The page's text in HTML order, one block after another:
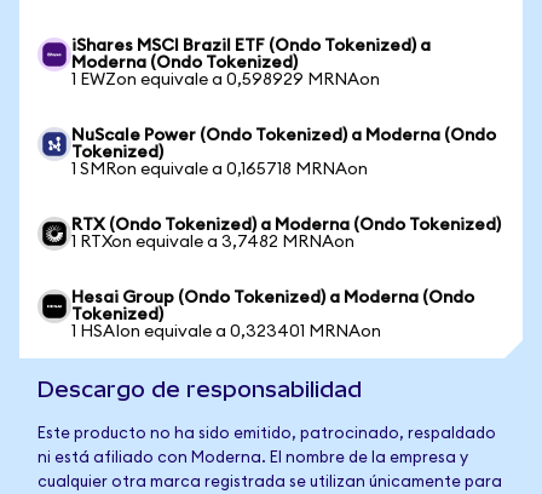
iShares MSCI Brazil ETF (Ondo Tokenized) a
Moderna (Ondo Tokenized)
1 EWZon equivale a 0,598929 MRNAon
NuScale Power (Ondo Tokenized) a Moderna (Ondo
Tokenized)
1 SMRon equivale a 0,165718 MRNAon
RTX (Ondo Tokenized) a Moderna (Ondo Tokenized)
1 RTXon equivale a 3,7482 MRNAon
Hesai Group (Ondo Tokenized) a Moderna (Ondo
Tokenized)
1 HSAIon equivale a 0,323401 MRNAon
Descargo de responsabilidad
Este producto no ha sido emitido, patrocinado, respaldado
ni está afiliado con Moderna. El nombre de la empresa y
cualquier otra marca registrada se utilizan únicamente para